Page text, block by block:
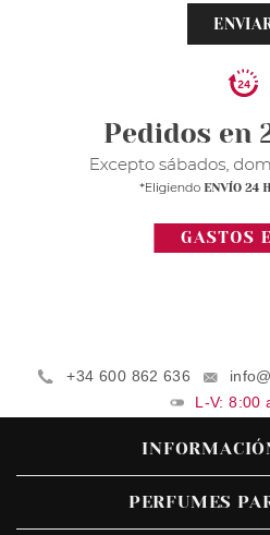
+34 600 862 636
L-V: 8:00
PERFUMES